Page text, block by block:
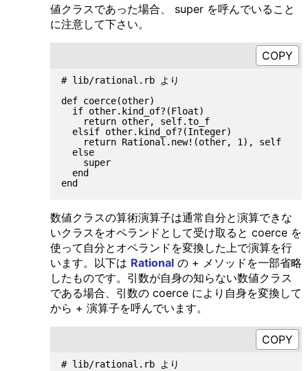
値クラスであった場合、 super を呼んでいること
に注意して下さい。
# lib/rational.rb より
def coerce(other)
  if other.kind_of?(Float)
    return other, self.to_f
  elsif other.kind_of?(Integer)
    return Rational.new!(other, 1), self
  else
    super
  end
数値クラスの算術演算子は通常自分と演算できな
いクラスをオペランドとして受け取ると coerce を
使って自分とオペランドを変換した上で演算を行
います。以下は Rationalの + メソッドを一部省略
したものです。引数が自身の知らない数値クラス
である場合、引数の coerce により自身を変換して
から + 演算子を呼んでいます。
# lib/rational.rb より